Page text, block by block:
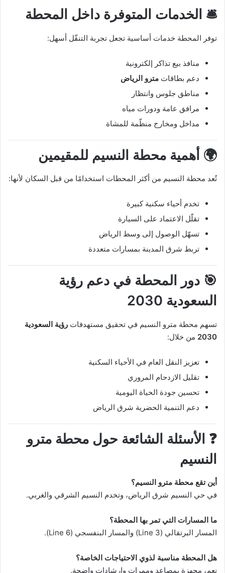
🛎️ الخدمات المتوفرة داخل المحطة
توفر المحطة خدمات أساسية تجعل تجربة التنقّل أسهل:
منافذ بيع تذاكر إلكترونية
دعم بطاقات مترو الرياض
مناطق جلوس وانتظار
مرافق عامة ودورات مياه
مداخل ومخارج منظّمة للمشاة
🌍 أهمية محطة النسيم للمقيمين
تُعد محطة النسيم من أكثر المحطات استخدامًا من قبل السكان لأنها:
تخدم أحياء سكنية كبيرة
تقلّل الاعتماد على السيارة
تسهّل الوصول إلى وسط الرياض
تربط شرق المدينة بمسارات متعددة
🎯 دور المحطة في دعم رؤية
السعودية 2030
تسهم محطة مترو النسيم في تحقيق مستهدفات رؤية السعودية
2030 من خلال:
تعزيز النقل العام في الأحياء السكنية
تقليل الازدحام المروري
تحسين جودة الحياة اليومية
دعم التنمية الحضرية شرق الرياض
❓ الأسئلة الشائعة حول محطة مترو
النسيم
أين تقع محطة مترو النسيم؟
في حي النسيم شرق الرياض، وتخدم النسيم الشرقي والغربي.
ما المسارات التي تمر بها المحطة؟
المسار البرتقالي (Line 3) والمسار البنفسجي (Line 6).
هل المحطة مناسبة لذوي الاحتياجات الخاصة؟
نعم، مجهزة بمصاعد وممرات وإرشادات واضحة.